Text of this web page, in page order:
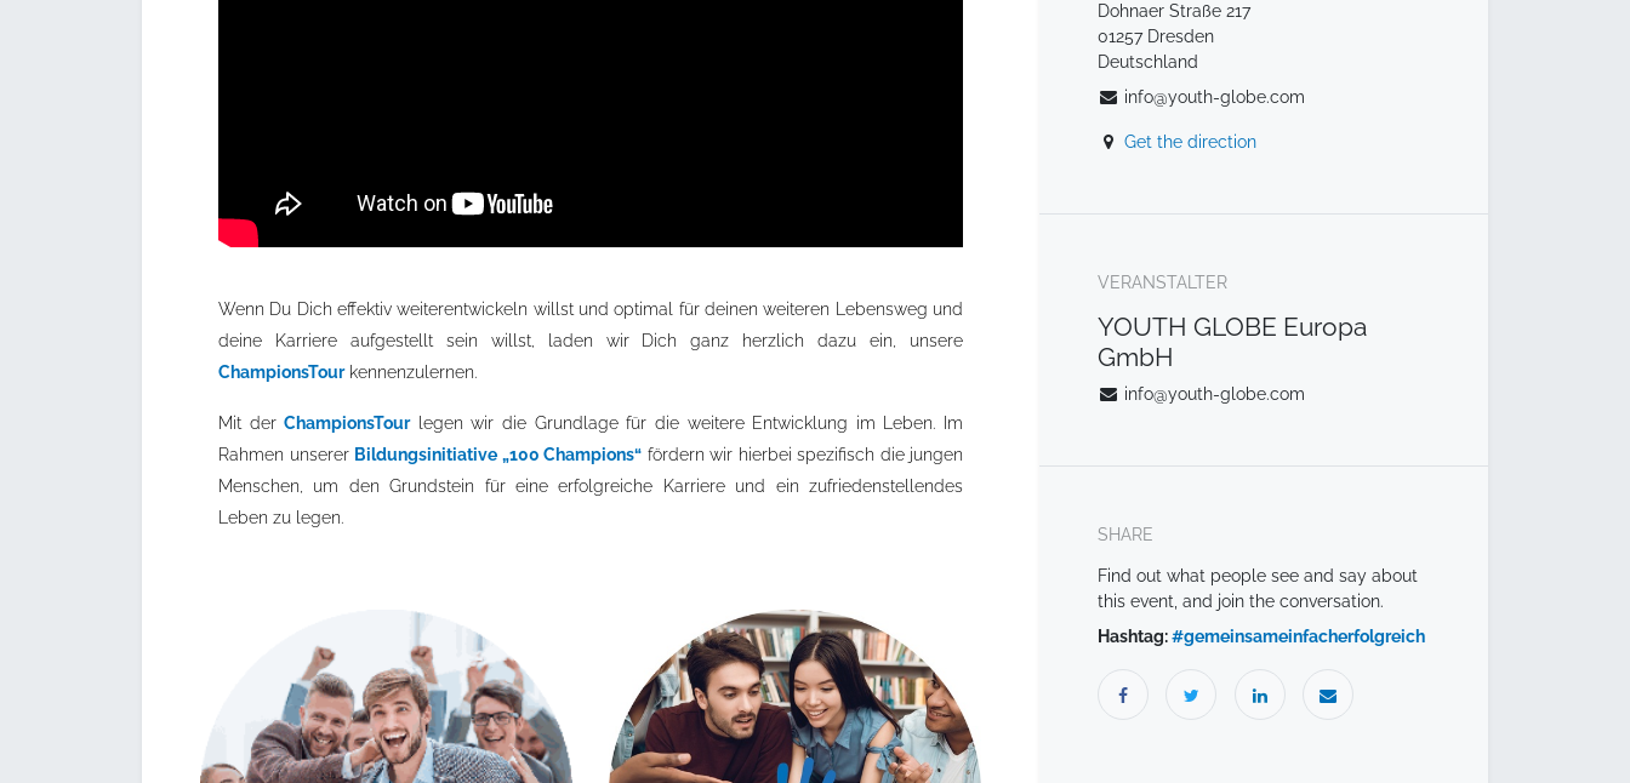
Wenn Du Dich effektiv weiterentwickeln willst und optimal für deinen weiteren Lebensweg und
deine Karriere aufgestellt sein willst, laden wir Dich ganz herzlich dazu ein, unsere
ChampionsTourkennenzulernen.
Mit derChampionsTourlegen wir die Grundlage für die weitere Entwicklung im Leben. Im
Rahmen unserer Bildungsinitiative „100 Champions“ fördern wir hierbei spezifisch die jungen
Menschen, um den Grundstein für eine erfolgreiche Karriere und ein zufriedenstellendes
Leben zu legen.
Dohnaer Straße 217
01257 Dresden
Deutschland
info@youth-globe.com
Get the direction
VERANSTALTER
YOUTH GLOBE Europa
GmbH
info@youth-globe.com
SHARE
Find out what people see and say about
this event, and join the conversation.
Hashtag:#gemeinsameinfacherfolgreich